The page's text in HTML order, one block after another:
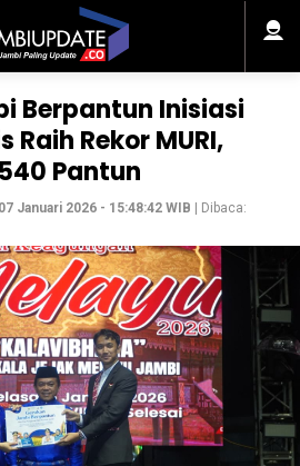
Berpantun Inisiasi
Raih Rekor MURI,
Pantun
Januari 2026 - 15:48:42 WIB | Dibaca: